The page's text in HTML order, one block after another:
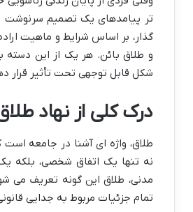
تر پیامدهای یک تصمیم سرنوشت
گذار، بر اساس شرایط و ماهیت
و طلاق بائن. هر یک از این دسته
شکل قابل توجهی تحت تأثیر قرار
درک کلی از نهاد
طلاق، واژه ای آشنا در جامعه است
نه تنها یک اتفاق شخصی، بلکه
مدنی، طلاق این گونه تعریف می
تمام جزئیات مربوط به جدایی